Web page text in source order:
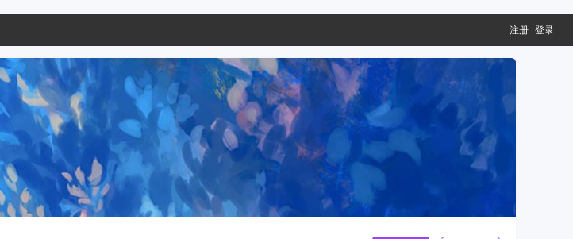
注册 登录